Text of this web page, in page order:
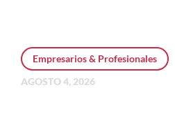
Empresarios & Profesionales
AGOSTO 4, 2026